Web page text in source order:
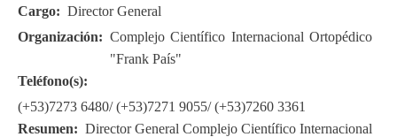
Cargo
Director General
Organización
Complejo Científico Internacional Ortopédico
"Frank País"
Teléfono(s)
(+53)7273 6480/ (+53)7271 9055/ (+53)7260 3361
Resumen
Director General Complejo Científico Internacional